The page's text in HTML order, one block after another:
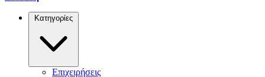
Κατηγορίες
Επιχειρήσεις